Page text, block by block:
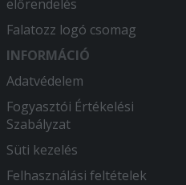
előrendelés
Falatozz logó csomag
INFORMÁCIÓ
Adatvédelem
Fogyasztói Értékelési
Szabályzat
Süti kezelés
Felhasználási feltételek